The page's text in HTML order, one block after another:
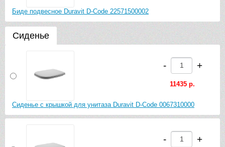
Биде подвесное Duravit D-Code 22571500002
Сиденье
Сиденье с крышкой для унитаза Duravit D-Code 0067310000
- +
11435 р.
- +